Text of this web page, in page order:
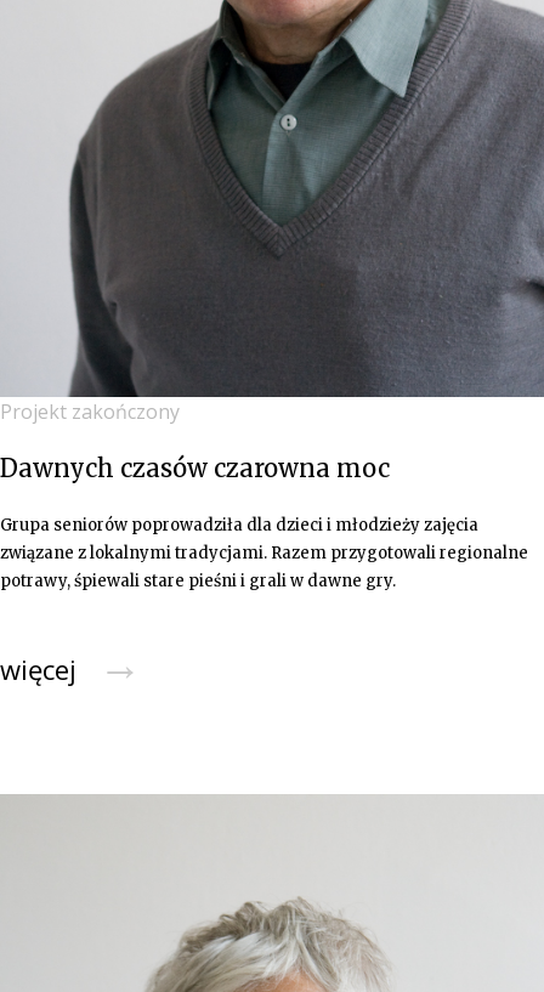
Projekt zakończony
Dawnych czasów czarowna moc
Grupa seniorów poprowadziła dla dzieci i młodzieży zajęcia
związane z lokalnymi tradycjami. Razem przygotowali regionalne
potrawy, śpiewali stare pieśni i grali w dawne gry.
więcej →